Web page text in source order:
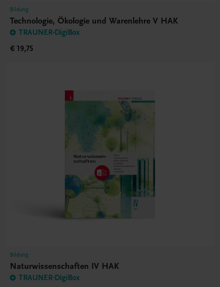
Bildung
Technologie, Ökologie und Warenlehre V HAK
TRAUNER-DigiBox
€ 19,75
Bildung
Naturwissenschaften IV HAK
TRAUNER-DigiBox